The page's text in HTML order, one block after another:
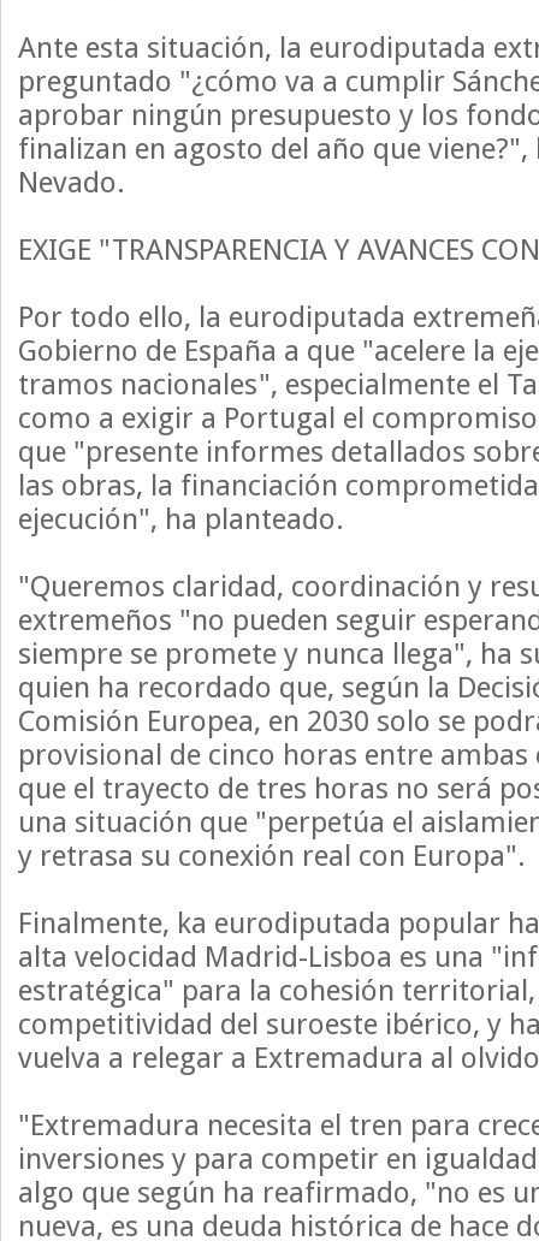
Ante esta situación, la eurodiputada
preguntado "¿cómo va a cumplir
aprobar ningún presupuesto y los
finalizan en agosto del año que
Nevado.
EXIGE "TRANSPARENCIA Y AVANCES
Por todo ello, la eurodiputada
Gobierno de España a que "acelere la
tramos nacionales", especialmente el
como a exigir a Portugal el
que "presente informes detallados
las obras, la financiación
ejecución", ha planteado.
"Queremos claridad, coordinación y
extremeños "no pueden seguir
siempre se promete y nunca llega", ha
quien ha recordado que, según la
Comisión Europea, en 2030 solo se
provisional de cinco horas entre
que el trayecto de tres horas no será
una situación que "perpetúa el
y retrasa su conexión real con Europa".
Finalmente, ka eurodiputada popular
alta velocidad Madrid-Lisboa es una
estratégica" para la cohesión
competitividad del suroeste ibérico, y
vuelva a relegar a Extremadura al
"Extremadura necesita el tren para
inversiones y para competir en
algo que según ha reafirmado, "no es
nueva, es una deuda histórica de hace